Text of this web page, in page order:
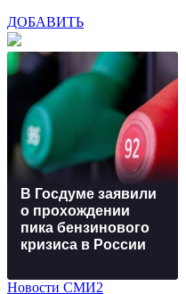
ДОБАВИТЬ
В Госдуме заявили
о прохождении
пика бензинового
кризиса в России
Новости СМИ2